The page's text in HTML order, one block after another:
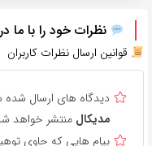
نظرات خود را با ما
قوانین ارسال نظرات کاربران
دیدگاه های ارسال
مدیکال منتشر خواهد
پیام هایی که حاوی